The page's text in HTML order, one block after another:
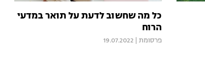
כל מה שחשוב לדעת על תואר במדעי
הרוח
פרסומת 19.07.2022